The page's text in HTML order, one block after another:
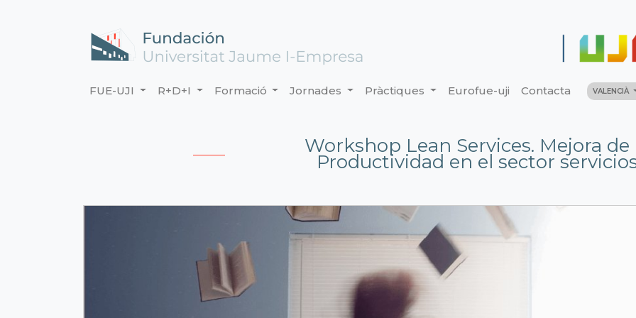
FUE-UJI R+D+I Formació Jornades Pràctiques Eurofue-uji Contacta VALENCIÀ
Workshop Lean Services. Mejora de
Productividad en el sector